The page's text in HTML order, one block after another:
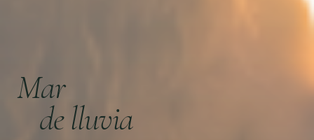
Mar
de lluvia